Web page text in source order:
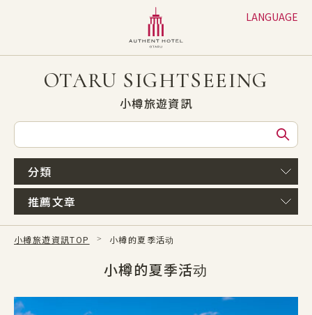
LANGUAGE
日本語
English
繁体字
OTARU SIGHTSEEING
小樽旅遊資訊
分類
推薦文章
小樽旅遊資訊TOP 小樽的夏季活动
小樽的夏季活动